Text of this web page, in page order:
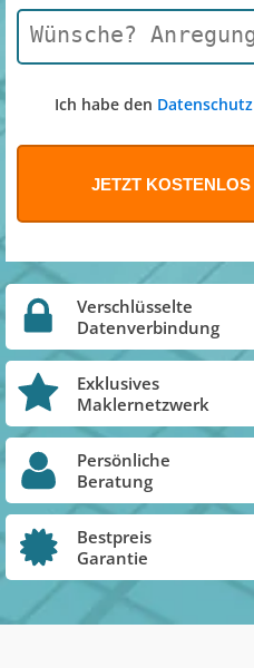
Ich habe den Datenschutz
Verschlüsselte
Datenverbindung
Exklusives
Maklernetzwerk
Persönliche
Beratung
Bestpreis
Garantie